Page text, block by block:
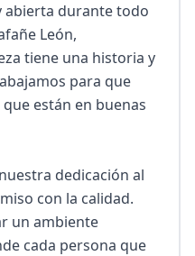
abierta durante todo
León,
tiene una historia y
para que
están en buenas
dedicación al
con la calidad.
un ambiente
cada persona que